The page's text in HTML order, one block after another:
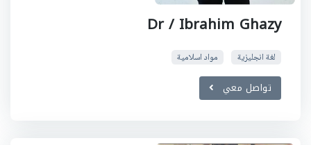
Dr / Ibrahim Ghazy
لغة انجليزية مواد اسلامية
تواصل معي